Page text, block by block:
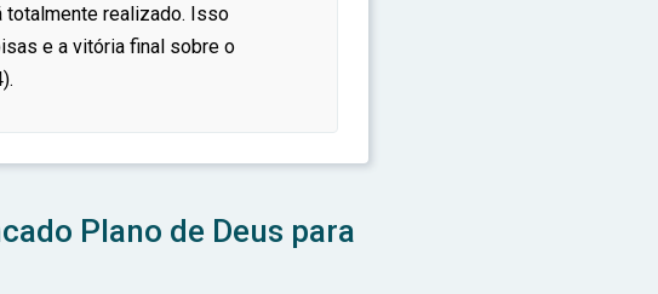
totalmente realizado. Isso
e a vitória final sobre o
Plano de Deus para